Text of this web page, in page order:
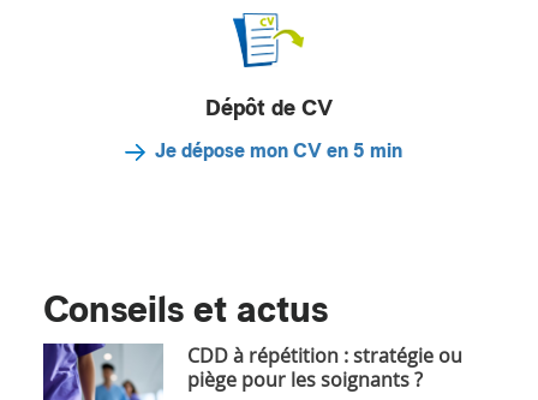
Dépôt de CV
Je dépose mon CV en 5 min
Conseils et actus
CDD à répétition : stratégie ou
piège pour les soignants ?